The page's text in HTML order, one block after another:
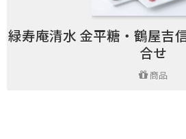
緑寿庵清水 金平糖・鶴屋吉
合せ
商品